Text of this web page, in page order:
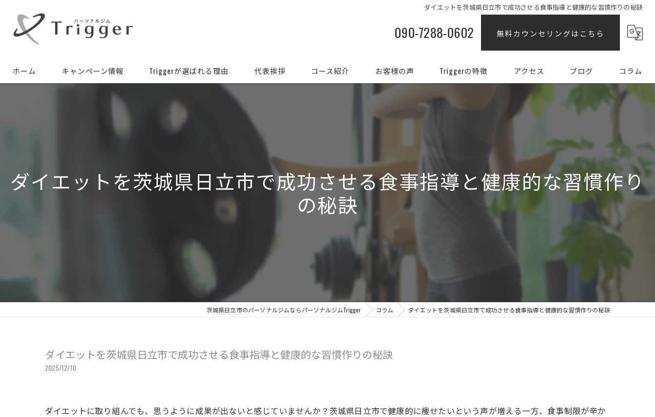
ダイエットを茨城県日立市で成功させる食事指導と健康的な習慣作りの秘訣
090-7288-0602 無料カウンセリングはこちら
ホーム キャンペーン情報 Triggerが選ばれる理由 代表挨拶 コース紹介 お客様の声 Triggerの特徴
ダイエット
初心者
アクセス ブログ コラム
ダイエットを茨城県日立市で成功させる食事指導と健康的な習慣作り
の秘訣
茨城県日立市のパーソナルジムならパーソナルジムTrigger コラム ダイエットを茨城県日立市で成功させる食事指導と健康的な習慣作りの秘訣
ダイエットを茨城県日立市で成功させる食事指導と健康的な習慣作りの秘訣
2025/12/10
ダイエットに取り組んでも、思うように成果が出ないと感じていませんか？茨城県日立市で健康的に痩せたいという声が増える一方、食事制限が辛か